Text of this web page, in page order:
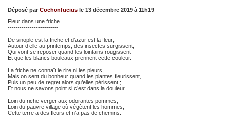
Déposé par Cochonfucius le 13 décembre 2019 à 11h19
Fleur dans une friche
-------------------------
De sinople est la friche et d’azur est la fleur;
Autour d’elle au printemps, des insectes surgissent,
Qui vont se reposer quand les lointains rougissent
Et que les blancs bouleaux prennent cette couleur.
La friche ne connaît le rire ni les pleurs,
Mais on sent du bonheur quand les plantes fleurissent,
Puis un peu de regret alors qu’elles périssent ;
Et nous ne savons point si c’est dans la douleur.
Loin du riche verger aux odorantes pommes,
Loin du pauvre village où végètent les hommes,
Cette terre a des fleurs et n’a pas de chemins.